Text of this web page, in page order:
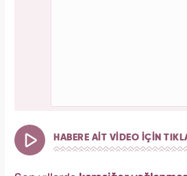
HABERE AİT VİDEO İÇİN